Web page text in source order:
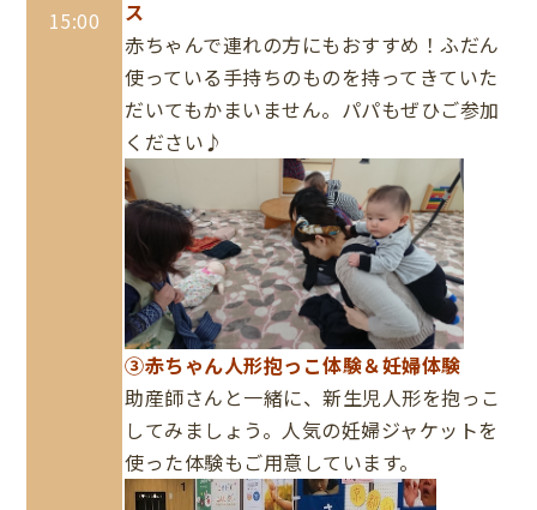
15:00
ス
赤ちゃんで連れの方にもおすすめ！ふだん
使っている手持ちのものを持ってきていた
だいてもかまいません。パパもぜひご参加
ください♪
③赤ちゃん人形抱っこ体験＆妊婦体験
助産師さんと一緒に、新生児人形を抱っこ
してみましょう。人気の妊婦ジャケットを
使った体験もご用意しています。